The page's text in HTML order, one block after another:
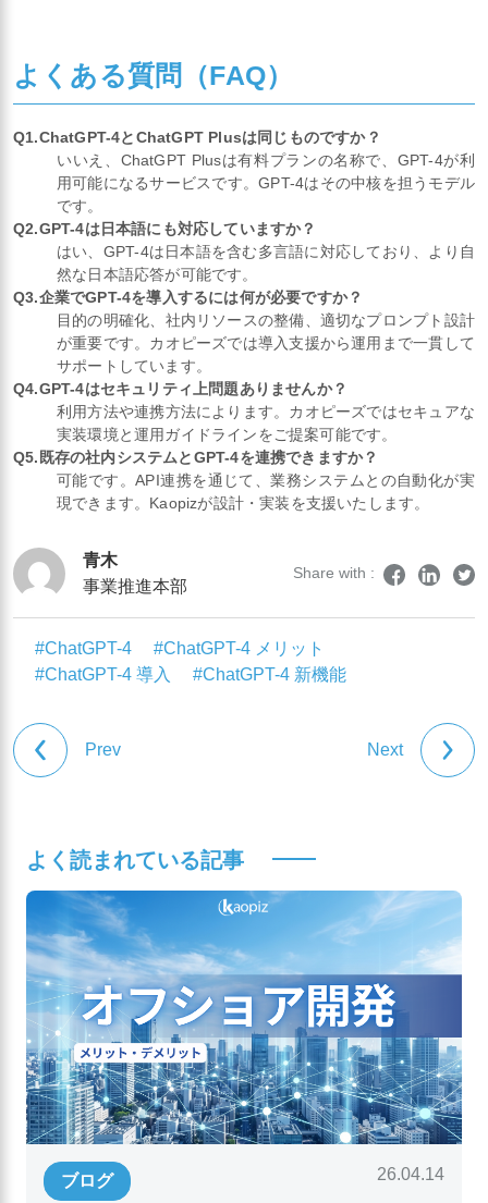
よくある質問（FAQ）
Q1.ChatGPT-4とChatGPT Plusは同じものですか？
いいえ、ChatGPT Plusは有料プランの名称で、GPT-4が利
用可能になるサービスです。GPT-4はその中核を担うモデル
です。
Q2.GPT-4は日本語にも対応していますか？
はい、GPT-4は日本語を含む多言語に対応しており、より自
然な日本語応答が可能です。
Q3.企業でGPT-4を導入するには何が必要ですか？
目的の明確化、社内リソースの整備、適切なプロンプト設計
が重要です。カオピーズでは導入支援から運用まで一貫して
サポートしています。
Q4.GPT-4はセキュリティ上問題ありませんか？
利用方法や連携方法によります。カオピーズではセキュアな
実装環境と運用ガイドラインをご提案可能です。
Q5.既存の社内システムとGPT-4を連携できますか？
可能です。API連携を通じて、業務システムとの自動化が実
現できます。Kaopizが設計・実装を支援いたします。
青木
事業推進本部
Share with :
#ChatGPT-4
#ChatGPT-4 メリット
#ChatGPT-4 導入
#ChatGPT-4 新機能
Prev Next
よく読まれている記事
ブログ 26.04.14